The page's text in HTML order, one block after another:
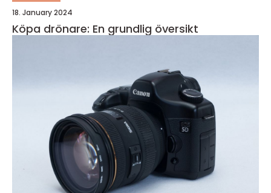
18. January 2024
Köpa drönare: En grundlig översikt